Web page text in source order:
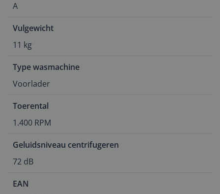
A
Vulgewicht
11 kg
Type wasmachine
Voorlader
Toerental
1.400 RPM
Geluidsniveau centrifugeren
72 dB
EAN